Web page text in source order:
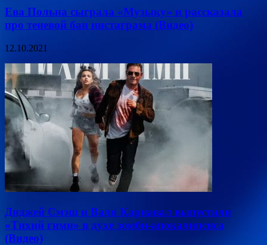
Ева Польна сыграла «Музыку» и рассказала
про теневой бан инстаграма (Видео)
12.10.2021
Диджей Смэш и Валя Карнавал выпустили
«Тихий гимн» в духе зомби-апокалипсиса
(Видео)